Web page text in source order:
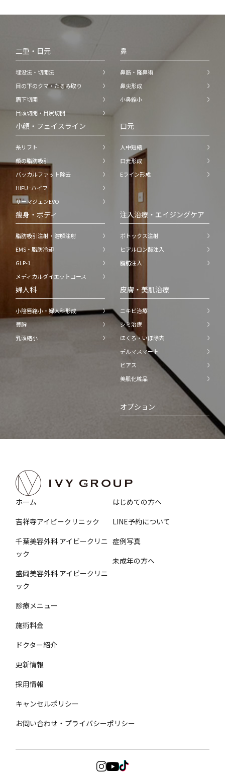
二重・目元
埋没法・切開法
目の下のクマ・たるみ取り
眉下切開
目頭切開・目尻切開
鼻
鼻筋・隆鼻術
鼻尖形成
小鼻縮小
小顔・フェイスライン
糸リフト
顔の脂肪吸引
バッカルファット除去
HIFU−ハイフ
サーマジェンEVO
口元
人中短縮
口元形成
Eライン形成
痩身・ボディ
脂肪吸引注射・溶解注射
EMS・脂肪冷却
GLP-1
メディカルダイエットコース
注入治療・エイジングケア
ボトックス注射
ヒアルロン酸注入
脂肪注入
婦人科
小陰唇縮小・婦人科形成
豊胸
乳頭縮小
皮膚・美肌治療
ニキビ治療
シミ治療
ほくろ・いぼ除去
デルマスマート
ピアス
美肌化粧品
オプション
ホーム
吉祥寺アイビークリニック
千葉美容外科 アイビークリニ
ック
盛岡美容外科 アイビークリニ
ック
診療メニュー
施術料金
ドクター紹介
はじめての方へ
LINE予約について
症例写真
未成年の方へ
更新情報
採用情報
キャンセルポリシー
お問い合わせ・プライバシーポリシー